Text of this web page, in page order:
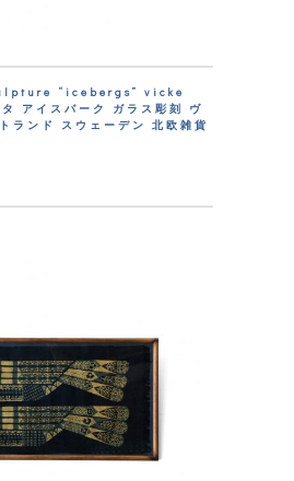
“icebergs” vicke
アイスバーク ガラス彫刻 ヴ
ランド スウェーデン 北欧雑貨